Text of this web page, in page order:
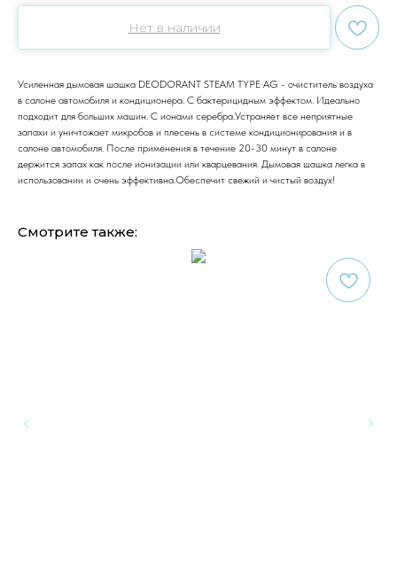
Нет в наличии
Усиленная дымовая шашка DEODORANT STEAM TYPE AG - очиститель воздуха
в салоне автомобиля и кондиционера. С бактерицидным эффектом. Идеально
подходит для больших машин. С ионами серебра.Устраняет все неприятные
запахи и уничтожает микробов и плесень в системе кондиционирования и в
салоне автомобиля. После применения в течение 20-30 минут в салоне
держится запах как после ионизации или кварцевания. Дымовая шашка легка в
использовании и очень эффективна.Обеспечит свежий и чистый воздух!
Смотрите также: